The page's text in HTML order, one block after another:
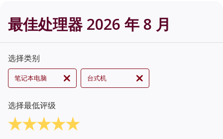
最佳处理器 2026 年 8 月
选择类别
笔记本电脑 台式机
选择最低评级